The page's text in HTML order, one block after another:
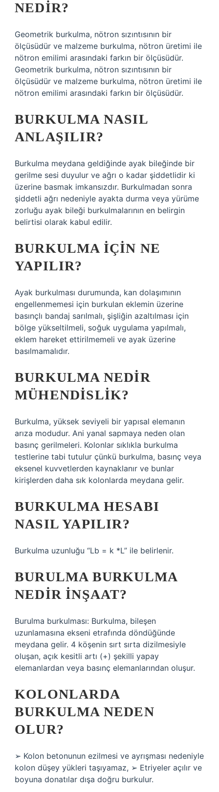
NEDIR?
Geometrik burkulma, nötron sızıntısının bir
ölçüsüdür ve malzeme burkulma, nötron üretimi ile
nötron emilimi arasındaki farkın bir ölçüsüdür.
Geometrik burkulma, nötron sızıntısının bir
ölçüsüdür ve malzeme burkulma, nötron üretimi ile
nötron emilimi arasındaki farkın bir ölçüsüdür.
BURKULMA NASIL
ANLAŞILIR?
Burkulma meydana geldiğinde ayak bileğinde bir
gerilme sesi duyulur ve ağrı o kadar şiddetlidir ki
üzerine basmak imkansızdır. Burkulmadan sonra
şiddetli ağrı nedeniyle ayakta durma veya yürüme
zorluğu ayak bileği burkulmalarının en belirgin
belirtisi olarak kabul edilir.
BURKULMA IÇIN NE
YAPILIR?
Ayak burkulması durumunda, kan dolaşımının
engellenmemesi için burkulan eklemin üzerine
basınçlı bandaj sarılmalı, şişliğin azaltılması için
bölge yükseltilmeli, soğuk uygulama yapılmalı,
eklem hareket ettirilmemeli ve ayak üzerine
basılmamalıdır.
BURKULMA NEDIR
MÜHENDISLIK?
Burkulma, yüksek seviyeli bir yapısal elemanın
arıza modudur. Ani yanal sapmaya neden olan
basınç gerilmeleri. Kolonlar sıklıkla burkulma
testlerine tabi tutulur çünkü burkulma, basınç veya
eksenel kuvvetlerden kaynaklanır ve bunlar
kirişlerden daha sık kolonlarda meydana gelir.
BURKULMA HESABI
NASIL YAPILIR?
Burkulma uzunluğu “Lb = k *L” ile belirlenir.
BURULMA BURKULMA
NEDIR INŞAAT?
Burulma burkulması: Burkulma, bileşen
uzunlamasına ekseni etrafında döndüğünde
meydana gelir. 4 köşenin sırt sırta dizilmesiyle
oluşan, açık kesitli artı (+) şekilli yapay
elemanlardan veya basınç elemanlarından oluşur.
KOLONLARDA
BURKULMA NEDEN
OLUR?
➢ Kolon betonunun ezilmesi ve ayrışması nedeniyle
kolon düşey yükleri taşıyamaz, ➢ Etriyeler açılır ve
boyuna donatılar dışa doğru burkulur.